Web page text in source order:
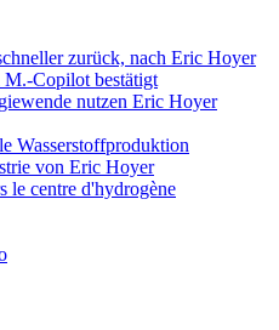
zurück, nach Eric Hoyer
Copilot bestätigt
nutzen Eric Hoyer
Wasserstoffproduktion
von Eric Hoyer
le centre d'hydrogène